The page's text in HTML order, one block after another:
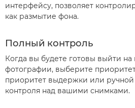
интерфейсу, позволяет
как размытие фона.
Полный контроль
Когда вы будете готовы выйти
фотографии, выберите
приоритет выдержки или
контроля над вашими снимками.